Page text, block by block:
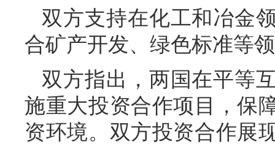
双方支持在化工和冶金
合矿产开发、绿色标准等
双方指出，两国在平等
施重大投资合作项目，保
资环境。双方投资合作展